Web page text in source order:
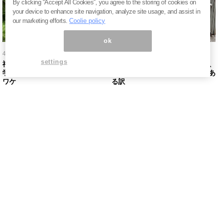
4/14
福祉領域で働く人たちに「社会
学」と「教育学」の素地が必要な
ワケ
3/22 ライフ
まず「普通」を取り除く必要があ
る訳
By clicking “Accept All Cookies”, you agree to the storing of cookies on
your device to enhance site navigation, analyze site usage, and assist in
our marketing efforts.Coolie policy
ok
settings